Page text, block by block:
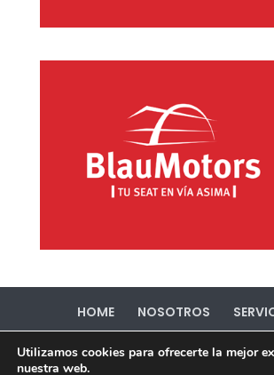
HOME NOSOTROS
PORTFOLIO
CONTACTO
Política de Privacidad
Política
Utilizamos cookies para ofrecerte la mejor
nuestra web.